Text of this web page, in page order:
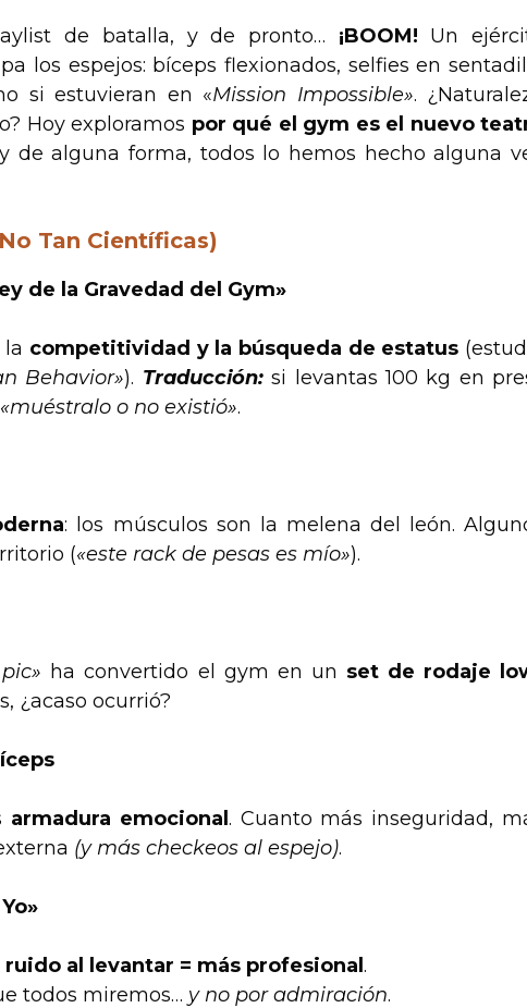
de batalla, y de pronto… ¡BOOM! Un
los espejos: bíceps flexionados, selfies en
si estuvieran en «Mission Impossible».
Hoy exploramos por qué el gym es el nuevo
de alguna forma, todos lo hemos hecho alguna
Tan Científicas)
de la Gravedad del Gym»
competitividad y la búsqueda de estatus
Behavior»). Traducción: si levantas 100 kg en
«muéstralo o no existió».
: los músculos son la melena del león.
(«este rack de pesas es mío»).
ha convertido el gym en un set de rodaje
¿acaso ocurrió?
armadura emocional . Cuanto más inseguridad,
(y más checkeos al espejo).
ruido al levantar = más profesional .
todos miremos… y no por admiración.